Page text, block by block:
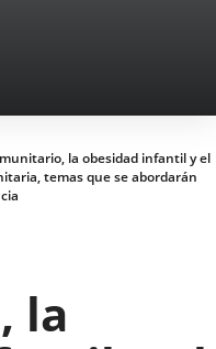
la obesidad infantil y el
temas que se abordarán
la